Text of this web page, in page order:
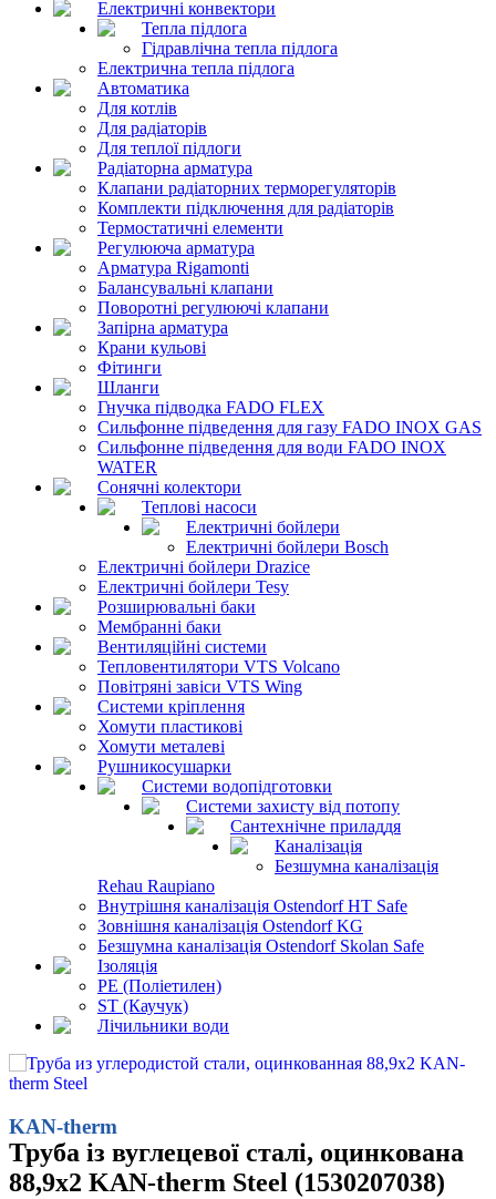
Електричні конвектори
Тепла підлога
Гідравлічна тепла підлога
Електрична тепла підлога
Автоматика
Для котлів
Для радіаторів
Для теплої підлоги
Радіаторна арматура
Клапани радіаторних терморегуляторів
Комплекти підключення для радіаторів
Термостатичні елементи
Регулююча арматура
Арматура Rigamonti
Балансувальні клапани
Поворотні регулюючі клапани
Запірна арматура
Крани кульові
Фітинги
Шланги
Гнучка підводка FADO FLEX
Сильфонне підведення для газу FADO INOX GAS
Сильфонне підведення для води FADO INOX
WATER
Сонячні колектори
Теплові насоси
Електричні бойлери
Електричні бойлери Bosch
Електричні бойлери Drazice
Електричні бойлери Tesy
Розширювальні баки
Мембранні баки
Вентиляційні системи
Тепловентилятори VTS Volcano
Повітряні завіси VTS Wing
Системи кріплення
Хомути пластикові
Хомути металеві
Рушникосушарки
Системи водопідготовки
Системи захисту від потопу
Сантехнічне приладдя
Каналізація
Безшумна каналізація
Rehau Raupiano
Внутрішня каналізація Ostendorf HT Safe
Зовнішня каналізація Ostendorf KG
Безшумна каналізація Ostendorf Skolan Safe
Ізоляція
PE (Поліетилен)
ST (Каучук)
Лічильники води
KAN-therm
Труба із вуглецевої сталі, оцинкована
88,9x2 KAN-therm Steel (1530207038)